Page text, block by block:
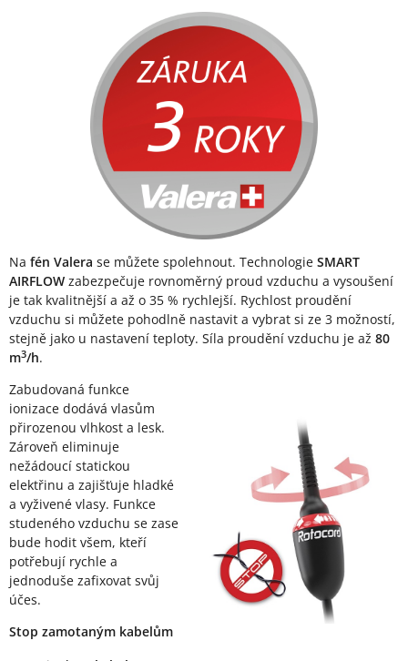
Na fén Valera se můžete spolehnout. Technologie SMART
AIRFLOW zabezpečuje rovnoměrný proud vzduchu a vysoušení
je tak kvalitnější a až o 35 % rychlejší. Rychlost proudění
vzduchu si můžete pohodlně nastavit a vybrat si ze 3 možností,
stejně jako u nastavení teploty. Síla proudění vzduchu je až 80
m3/h.
Zabudovaná funkce
ionizace dodává vlasům
přirozenou vlhkost a lesk.
Zároveň eliminuje
nežádoucí statickou
elektřinu a zajišťuje hladké
a vyživené vlasy. Funkce
studeného vzduchu se zase
bude hodit všem, kteří
potřebují rychle a
jednoduše zafixovat svůj
účes.
Stop zamotaným kabelům